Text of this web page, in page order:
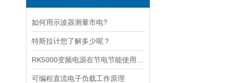
如何用示波器测量市电?
特斯拉计您了解多少呢？
可编程直流电子负载工作原理